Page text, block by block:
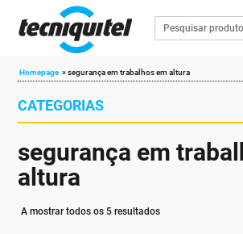
Homepage »segurança em trabalhos em altura
CATEGORIAS
segurança em
altura
A mostrar todos os 5 resultados